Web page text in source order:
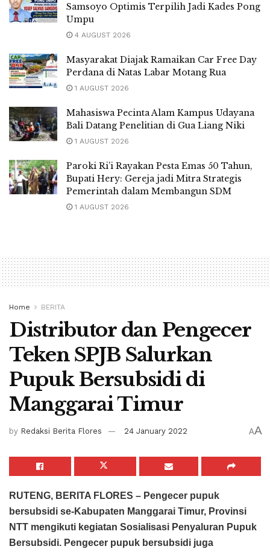
Samsoyo Optimis Terpilih Jadi Kades Pong
Umpu
4 AUGUST 2026
Masyarakat Diajak Ramaikan Car Free Day
Perdana di Natas Labar Motang Rua
1 AUGUST 2026
Mahasiswa Pecinta Alam Kampus Udayana
Bali Datang Penelitian di Gua Liang Niki
1 AUGUST 2026
Paroki Ri’i Rayakan Pesta Emas 50 Tahun,
Bupati Hery: Gereja jadi Mitra Strategis
Pemerintah dalam Membangun SDM
1 AUGUST 2026
Home BERITA
Distributor dan Pengecer
Teken SPJB Salurkan
Pupuk Bersubsidi di
Manggarai Timur
by Redaksi Berita Flores 24 January 2022 AA
RUTENG, BERITA FLORES – Pengecer pupuk
bersubsidi se-Kabupaten Manggarai Timur, Provinsi
NTT mengikuti kegiatan Sosialisasi Penyaluran Pupuk
Bersubsidi. Pengecer pupuk bersubsidi juga